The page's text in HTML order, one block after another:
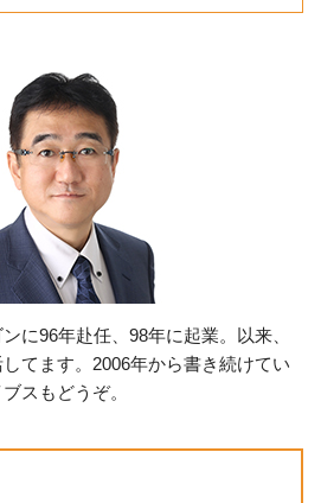
に96年赴任、98年に起業。以来、
てます。2006年から書き続けてい
スもどうぞ。